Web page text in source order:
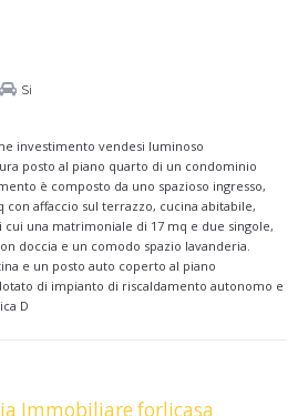
Si
investimento vendesi luminoso
posto al piano quarto di un condominio
è composto da uno spazioso ingresso,
con affaccio sul terrazzo, cucina abitabile,
una matrimoniale di 17 mq e due singole,
doccia e un comodo spazio lavanderia.
e un posto auto coperto al piano
di impianto di riscaldamento autonomo e
D
Immobiliare forlicasa